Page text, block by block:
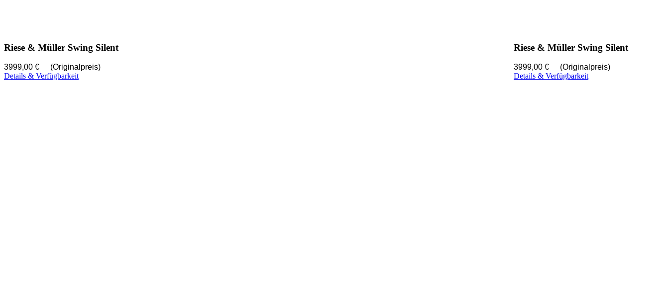
Riese & Müller Swing Silent
3999,00 €
(Originalpreis)
Details & Verfügbarkeit
Riese & Müller Swing Silent
3999,00 €
(Originalpreis)
Details & Verfügbarkeit